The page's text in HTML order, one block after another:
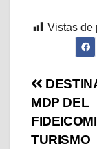
Vistas de
MDP DEL
TURISMO